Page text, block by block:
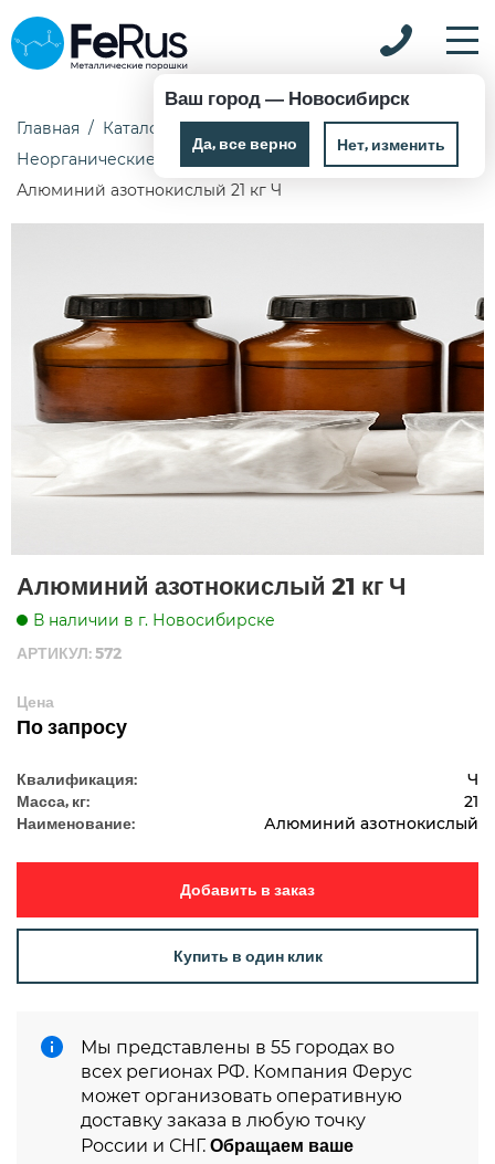
Ваш город — Новосибирск
Да, все верно Нет, изменить
Главная Каталог
Химические реактивы
Неорганические реактивы
Алюминий азотнокислый 21 кг Ч
Алюминий азотнокислый 21 кг Ч
В наличии в г. Новосибирске
АРТИКУЛ: 572
Цена
По запросу
Квалификация: Ч
Масса, кг: 21
Наименование: Алюминий азотнокислый
Добавить в заказ
Купить в один клик
Мы представлены в 55 городах во
всех регионах РФ. Компания Ферус
может организовать оперативную
доставку заказа в любую точку
России и СНГ. Обращаем ваше